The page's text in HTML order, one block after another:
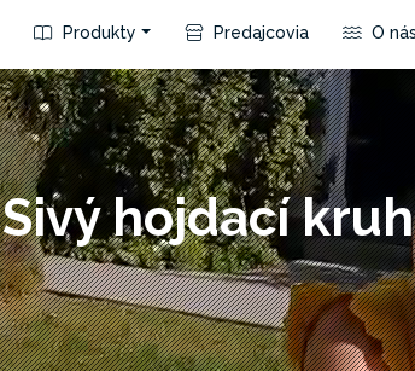
Produkty Predajcovia O nás
Sivý hojdací